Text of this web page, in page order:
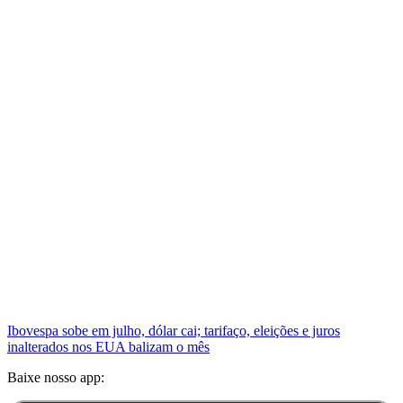
Ibovespa sobe em julho, dólar cai; tarifaço, eleições e juros
inalterados nos EUA balizam o mês
Baixe nosso app: